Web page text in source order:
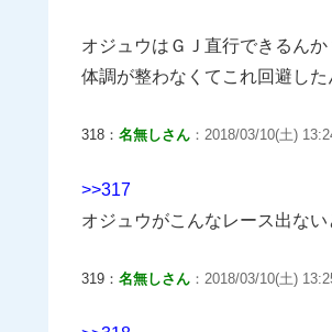
オジュウはＧＪ直行できるんか
体調が整わなくてこれ回避した
318： 名無しさん ：2018/03/10(土)
>>317
オジュウがこんなレース出な
319： 名無しさん ：2018/03/10(土)